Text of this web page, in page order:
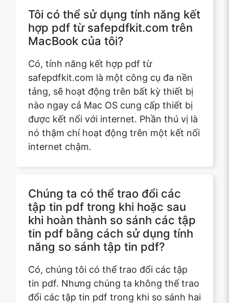
Có, tính năng kết hợp pdf từ
safepdfkit.com là một công cụ đa nền
tảng, sẽ hoạt động trên bất kỳ thiết bị
nào ngay cả Mac OS cung cấp thiết bị
được kết nối với internet. Phần thú vị là
nó thậm chí hoạt động trên một kết nối
internet chậm.
Chúng ta có thể trao đổi các
tin pdf bằng cách sử dụng tính
năng so sánh tập tin pdf?
Có, chúng tôi có thể trao đổi các tập
tin pdf. Nhưng chúng ta không thể trao
đổi các tập tin pdf trong khi so sánh hai
tập tin pdf. Chúng tôi chỉ có thể trao
đổi các tập tin pdf sau khi so sánh của
họ bằng cách nhấn cùng một không